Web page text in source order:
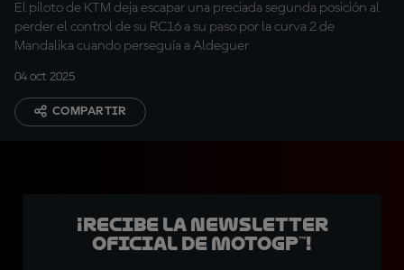
El piloto de KTM deja escapar una preciada segunda posición al
perder el control de su RC16 a su paso por la curva 2 de
Mandalika cuando perseguía a Aldeguer
04 oct 2025
COMPARTIR
¡Recibe la Newsletter
oficial de MotoGP™!